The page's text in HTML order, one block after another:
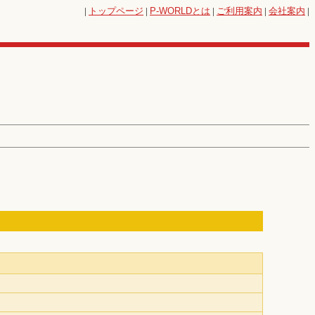
| トップページ | P-WORLDとは | ご利用案内 | 会社案内 |